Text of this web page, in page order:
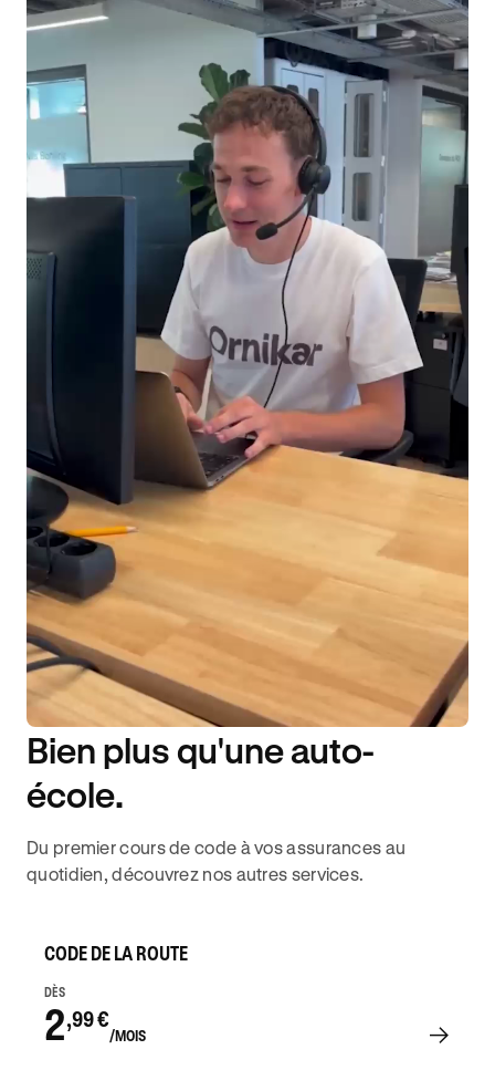
DISPONIBILITÉ 6J/7
Bien plus qu'une auto-
école.
Du premier cours de code à vos assurances au
quotidien, découvrez nos autres services.
CODE DE LA ROUTE
DÈS
2,99 €
/MOIS